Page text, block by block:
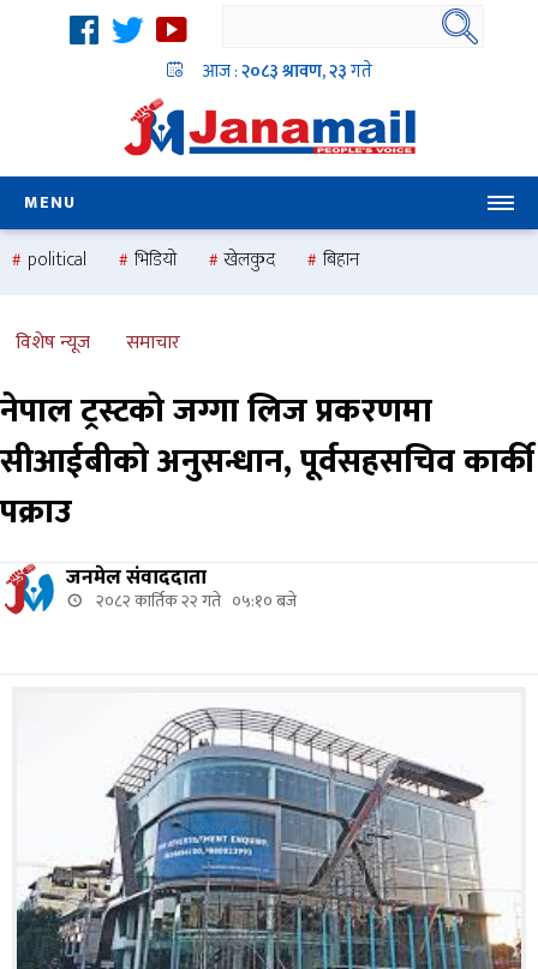
आज :२०८३ श्रावण, २३गते
MENU
political भिडियो खेलकुद
बिहान
national
health
विशेष न्यूज समाचार
नेपाल ट्रस्टको जग्गा लिज प्रकरणमा
सीआईबीको अनुसन्धान, पूर्वसहसचिव कार्की
पक्राउ
जनमेल संवाददाता
२०८२ कार्तिक २२ गते ०५:१० बजे